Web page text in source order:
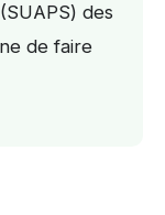
des
de faire